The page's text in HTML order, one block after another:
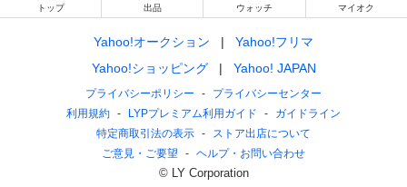
トップ 出品 ウォッチ マイオク
Yahoo!オークション
Yahoo!フリマ
Yahoo!ショッピング
Yahoo! JAPAN
プライバシーポリシー
プライバシーセンター
利用規約
LYPプレミアム利用ガイド
ガイドライン
特定商取引法の表示
ストア出店について
ご意見・ご要望
ヘルプ・お問い合わせ
© LY Corporation